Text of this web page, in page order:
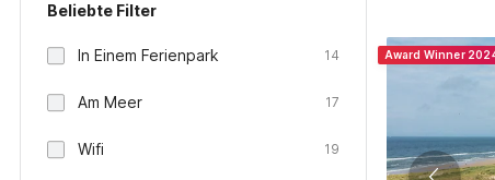
Beliebte Filter
In Einem Ferienpark 14
Am Meer 17
Wifi 19
Award Winner